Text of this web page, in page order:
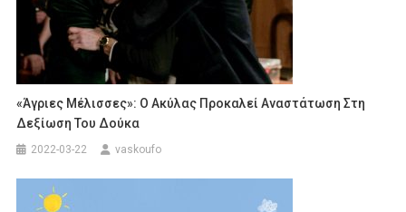
«Άγριες Μέλισσες»: Ο Ακύλας Προκαλεί Αναστάτωση Στη
Δεξίωση Του Δούκα
2022-03-22 vaskoufo